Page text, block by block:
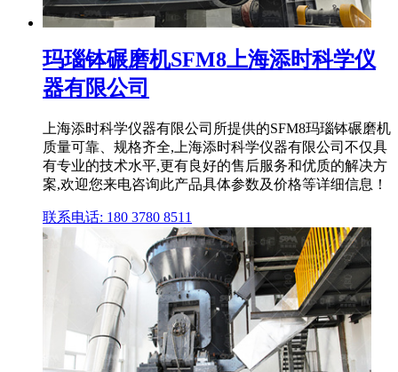
玛瑙钵碾磨机SFM8上海添时科学仪
器有限公司
上海添时科学仪器有限公司所提供的SFM8玛瑙钵碾磨机
质量可靠、规格齐全,上海添时科学仪器有限公司不仅具
有专业的技术水平,更有良好的售后服务和优质的解决方
案,欢迎您来电咨询此产品具体参数及价格等详细信息！
联系电话: 180 3780 8511